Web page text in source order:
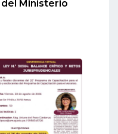
Ministerio